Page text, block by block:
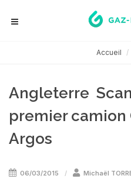
Accueil
Angleterre 
premier camion
Argos
06/03/2015 Michaël